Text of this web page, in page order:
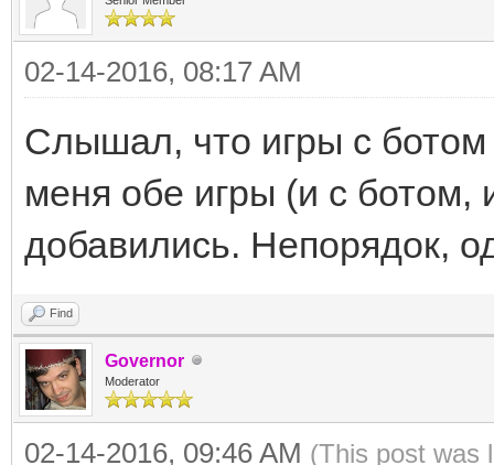
02-14-2016, 08:17 AM
Слышал, что игры с ботом
меня обе игры (и с ботом,
добавились. Непорядок,
Find
Governor
Moderator
02-14-2016, 09:46 AM (This post was